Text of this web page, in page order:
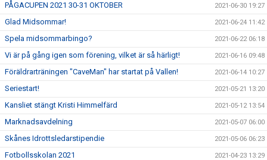
PÅGACUPEN 2021 30-31 OKTOBER 2021-06-30 19:27
Glad Midsommar! 2021-06-24 11:42
Spela midsommarbingo? 2021-06-22 06:18
Vi är på gång igen som förening, vilket är så härligt! 2021-06-16 09:48
Föräldrarträningen "CaveMan" har startat på Vallen! 2021-06-14 10:27
Seriestart! 2021-05-21 13:20
Kansliet stängt Kristi Himmelfärd 2021-05-12 13:54
Marknadsavdelning 2021-05-07 06:00
Skånes Idrottsledarstipendie 2021-05-06 06:23
Fotbollsskolan 2021 2021-04-23 13:29